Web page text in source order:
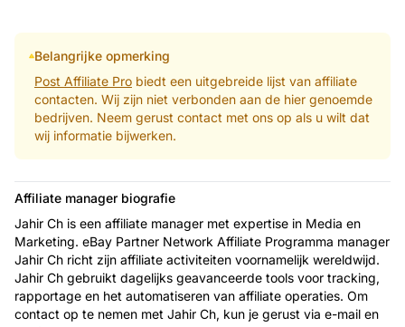
Belangrijke opmerking
Post Affiliate Probiedt een uitgebreide lijst van affiliate
contacten. Wij zijn niet verbonden aan de hier genoemde
bedrijven. Neem gerust contact met ons op als u wilt dat
wij informatie bijwerken.
Affiliate manager biografie
Jahir Ch is een affiliate manager met expertise in Media en
Marketing. eBay Partner Network Affiliate Programma manager
Jahir Ch richt zijn affiliate activiteiten voornamelijk wereldwijd.
Jahir Ch gebruikt dagelijks geavanceerde tools voor tracking,
rapportage en het automatiseren van affiliate operaties. Om
contact op te nemen met Jahir Ch, kun je gerust via e-mail en